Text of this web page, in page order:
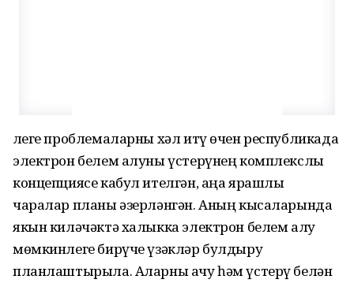
Әлеге проблемаларны хәл итү өчен республикада
электрон белем алуны үстерүнең комплекслы
концепциясе кабул ителгән, аңа ярашлы
чаралар планы әзерләнгән. Аның кысаларында
якын киләчәктә халыкка электрон белем алу
мөмкинлеге бирүче үзәкләр булдыру
планлаштырыла. Аларны ачу һәм үстерү белән